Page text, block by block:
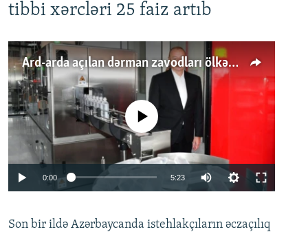
tibbi xərcləri 25 faiz artıb
Ard-arda açılan dərman zavodları ölkənin tələbatını ödəyirmi?
No media source currently available
0:00 5:23
360p
Son bir ildə Azərbaycanda istehlakçıların əczaçılıq